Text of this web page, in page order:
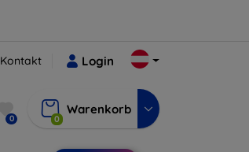
Kontakt Login
0 0
Warenkorb